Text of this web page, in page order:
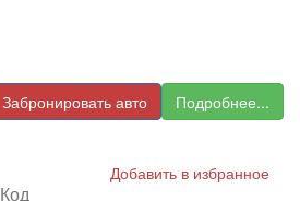
Подробнее...
Забронировать авто
Добавить в избранное
Код